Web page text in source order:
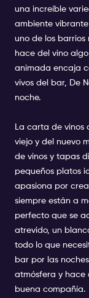
una increíble
ambiente
uno de los barrios
hace del vino
animada encaja
vivos del bar, De
noche.
La carta de vinos
viejo y del nuevo
de vinos y tapas
pequeños platos
apasiona por
siempre están a
perfecto que se
atrevido, un
todo lo que
bar por las
atmósfera y hace
buena compañía.